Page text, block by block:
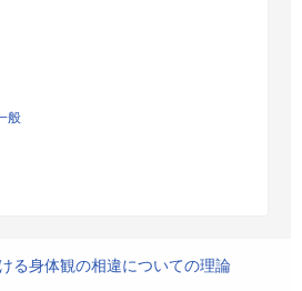
般
る身体観の相違についての理論